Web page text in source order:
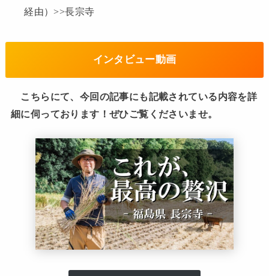
経由）>>長宗寺
インタビュー動画
こちらにて、今回の記事にも記載されている内容を詳
細に伺っております！ぜひご覧くださいませ。